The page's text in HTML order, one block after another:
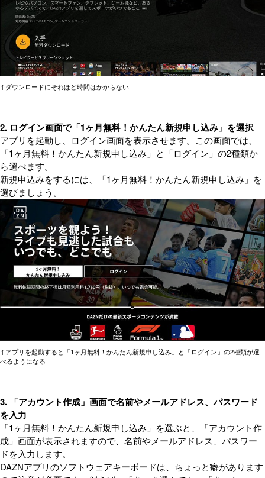
↑ダウンロードにそれほど時間はかからない
2. ログイン画面で「1ヶ月無料！かんたん新規申し込み」を選択
アプリを起動し、ログイン画面を表示させます。この画面では、
「1ヶ月無料！かんたん新規申し込み」と「ログイン」の2種類か
ら選べます。
新規申込みをするには、「1ヶ月無料！かんたん新規申し込み」を
選びましょう。
↑アプリを起動すると「1ヶ月無料！かんたん新規申し込み」と「ログイン」の2種類が選
べるようになる
3. 「アカウント作成」画面で名前やメールアドレス、パスワード
を入力
「1ヶ月無料！かんたん新規申し込み」を選ぶと、「アカウント作
成」画面が表示されますので、名前やメールアドレス、パスワー
ドを入力します。
DAZNアプリのソフトウェアキーボードは、ちょっと癖があります